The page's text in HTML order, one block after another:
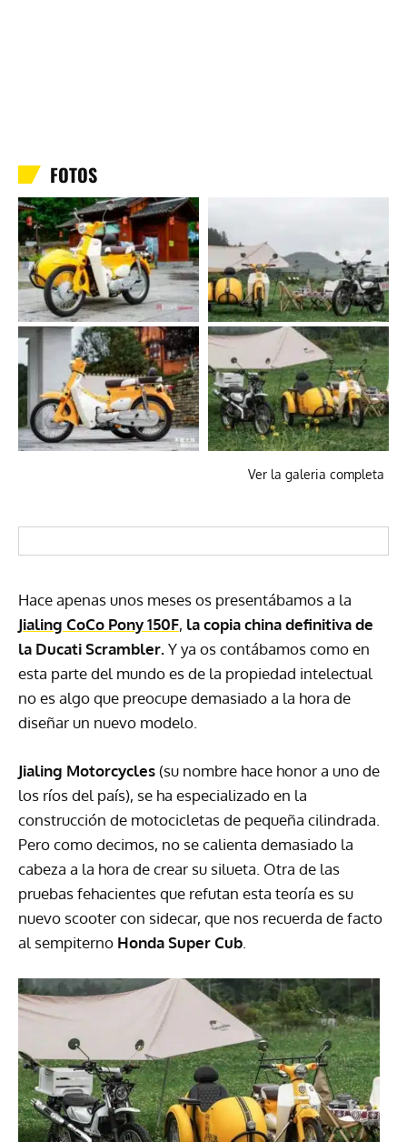
FOTOS
Ver la galeria completa
Hace apenas unos meses os presentábamos a la
Jialing CoCo Pony 150F, la copia china definitiva de
la Ducati Scrambler.Y ya os contábamos como en
esta parte del mundo es de la propiedad intelectual
no es algo que preocupe demasiado a la hora de
diseñar un nuevo modelo.
Jialing Motorcycles(su nombre hace honor a uno de
los ríos del país), se ha especializado en la
construcción de motocicletas de pequeña cilindrada.
Pero como decimos, no se calienta demasiado la
cabeza a la hora de crear su silueta. Otra de las
pruebas fehacientes que refutan esta teoría es su
nuevo scooter con sidecar, que nos recuerda de facto
al sempiterno Honda Super Cub